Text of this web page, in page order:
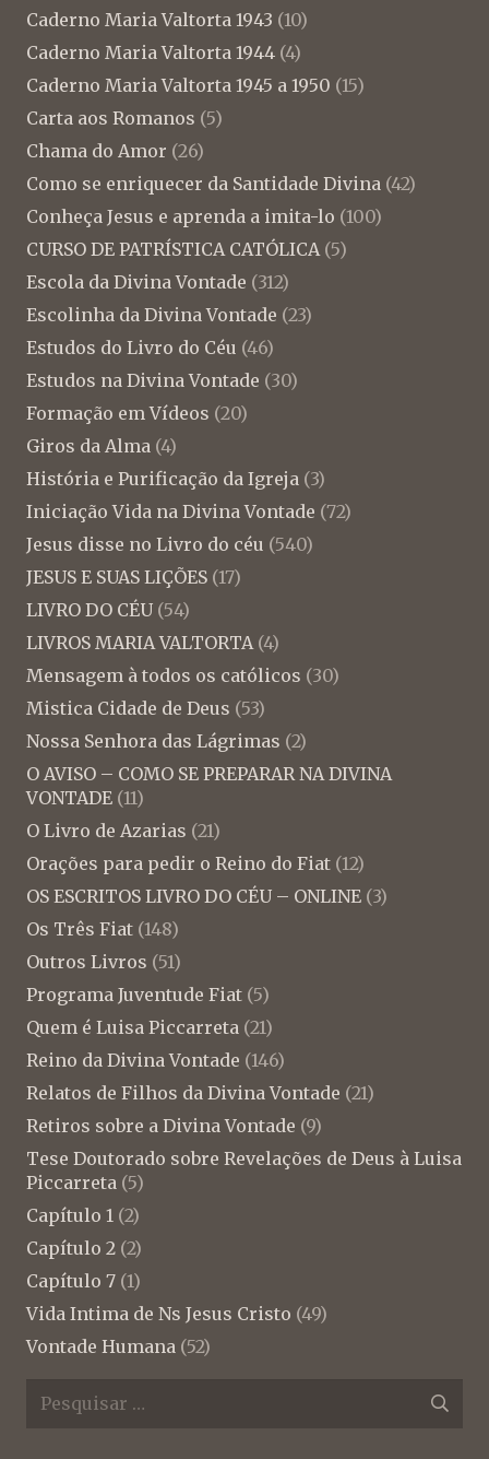
Caderno Maria Valtorta 1943 (10)
Caderno Maria Valtorta 1944 (4)
Caderno Maria Valtorta 1945 a 1950 (15)
Carta aos Romanos (5)
Chama do Amor (26)
Como se enriquecer da Santidade Divina (42)
Conheça Jesus e aprenda a imita-lo (100)
CURSO DE PATRÍSTICA CATÓLICA(5)
Escola da Divina Vontade (312)
Escolinha da Divina Vontade (23)
Estudos do Livro do Céu (46)
Estudos na Divina Vontade (30)
Formação em Vídeos (20)
Giros da Alma (4)
História e Purificação da Igreja (3)
Iniciação Vida na Divina Vontade (72)
Jesus disse no Livro do céu (540)
JESUS E SUAS LIÇÕES (17)
LIVRO DO CÉU (54)
LIVROS MARIA VALTORTA(4)
Mensagem à todos os católicos (30)
Mistica Cidade de Deus (53)
Nossa Senhora das Lágrimas (2)
O AVISO – COMO SE PREPARAR NA DIVINA
VONTADE (11)
O Livro de Azarias (21)
Orações para pedir o Reino do Fiat (12)
OS ESCRITOS LIVRO DO CÉU – ONLINE (3)
Os Três Fiat (148)
Outros Livros (51)
Programa Juventude Fiat (5)
Quem é Luisa Piccarreta (21)
Reino da Divina Vontade (146)
Relatos de Filhos da Divina Vontade (21)
Retiros sobre a Divina Vontade (9)
Tese Doutorado sobre Revelações de Deus à Luisa
Piccarreta (5)
Capítulo 1 (2)
Capítulo 2 (2)
Capítulo 7 (1)
Vida Intima de Ns Jesus Cristo (49)
Vontade Humana (52)
Pesquisar